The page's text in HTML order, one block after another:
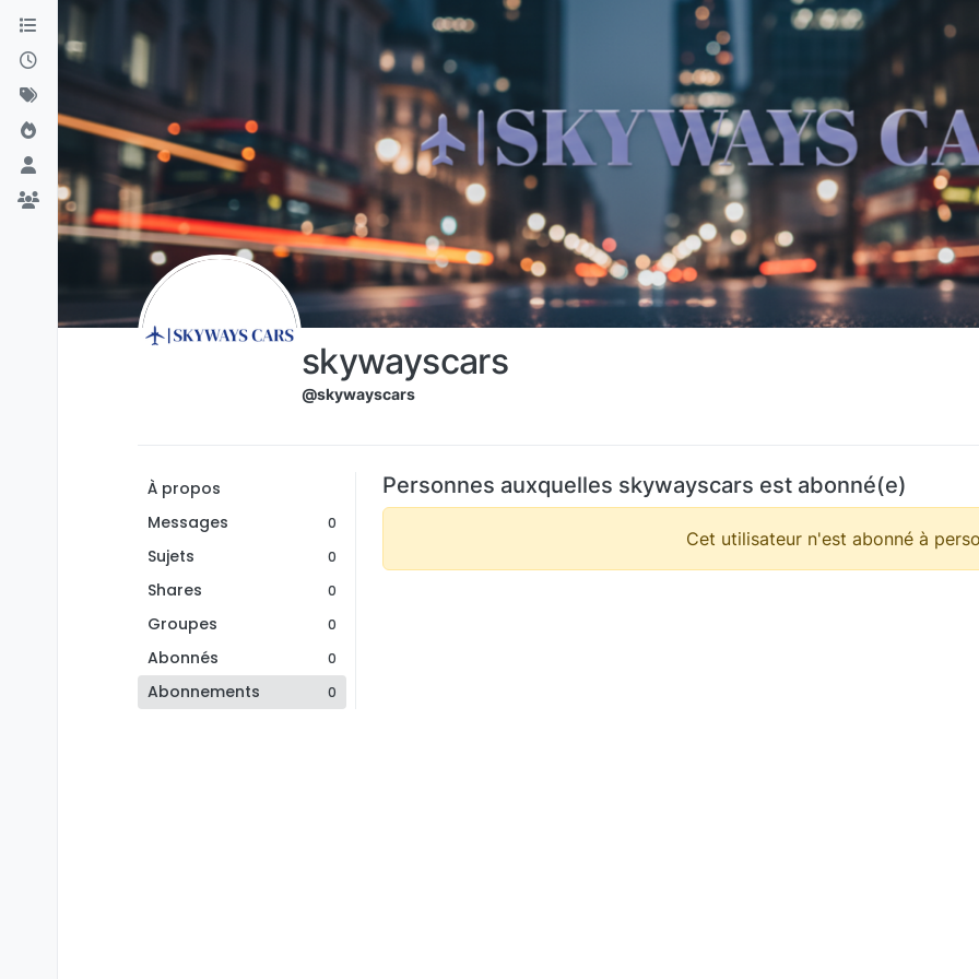
Aller directement au contenu
skywayscars
@skywayscars
À propos
Messages
0
Sujets 0
Shares 0
Groupes 0
Abonnés 0
Abonnements 0
Personnes auxquelles skywayscars est abonné(e)
Cet utilisateur n'est abonné à